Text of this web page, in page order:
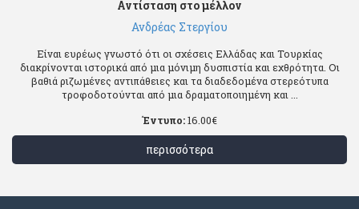
Αντίσταση στο μέλλον
Ανδρέας Στεργίου
Είναι ευρέως γνωστό ότι οι σχέσεις Ελλάδας και Τουρκίας
διακρίνονται ιστορικά από μια μόνιμη δυσπιστία και εχθρότητα. Οι
βαθιά ριζωμένες αντιπάθειες και τα διαδεδομένα στερεότυπα
τροφοδοτούνται από μια δραματοποιημένη και ...
Έντυπο:16.00€
περισσότερα